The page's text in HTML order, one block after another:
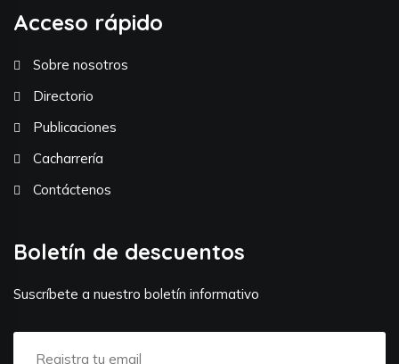
Acceso rápido
Sobre nosotros
Directorio
Publicaciones
Cacharrería
Contáctenos
Boletín de descuentos
Suscríbete a nuestro boletín informativo